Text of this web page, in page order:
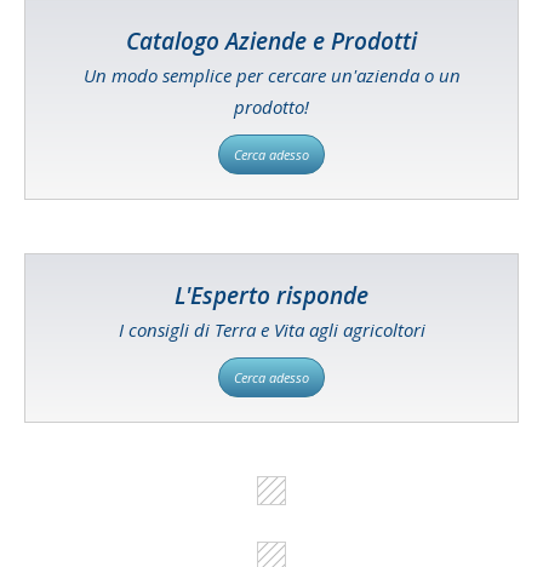
Catalogo Aziende e Prodotti
Un modo semplice per cercare un'azienda o un
prodotto!
Cerca adesso
L'Esperto risponde
I consigli di Terra e Vita agli agricoltori
Cerca adesso